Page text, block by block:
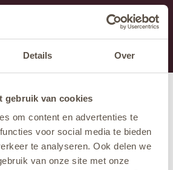
Details Over
gebruik van cookies
om content en advertenties te
voor social media te bieden
te analyseren. Ook delen we
van onze site met onze
under maintenance.
you can call us at +31
us at info@furns.com